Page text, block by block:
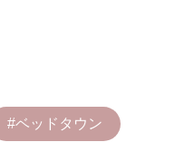
#ベッドタウン